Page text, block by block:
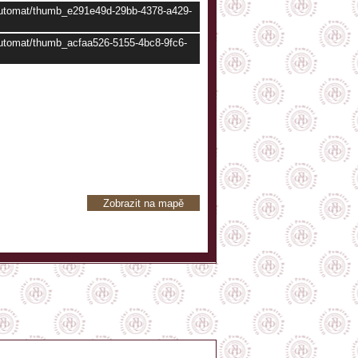
thumb_e291e49d-29bb-4378-a429-
thumb_acfaa526-5155-4bc8-9fc6-
Zobrazit na mapě